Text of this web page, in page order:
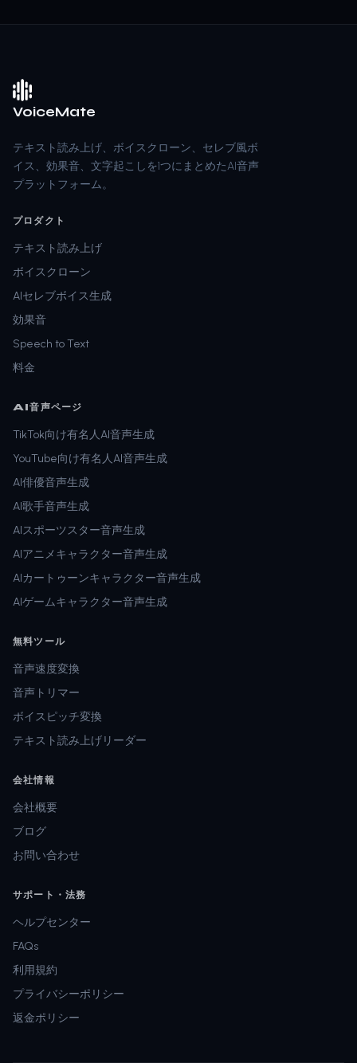
VoiceMate
テキスト読み上げ、ボイスクローン、セレブ風ボ
イス、効果音、文字起こしを1つにまとめたAI音声
プラットフォーム。
プロダクト
テキスト読み上げ
ボイスクローン
AIセレブボイス生成
効果音
Speech to Text
料金
AI音声ページ
TikTok向け有名人AI音声生成
YouTube向け有名人AI音声生成
AI俳優音声生成
AI歌手音声生成
AIスポーツスター音声生成
AIアニメキャラクター音声生成
AIカートゥーンキャラクター音声生成
AIゲームキャラクター音声生成
無料ツール
音声速度変換
音声トリマー
ボイスピッチ変換
テキスト読み上げリーダー
会社情報
会社概要
ブログ
お問い合わせ
サポート・法務
ヘルプセンター
FAQs
利用規約
プライバシーポリシー
返金ポリシー